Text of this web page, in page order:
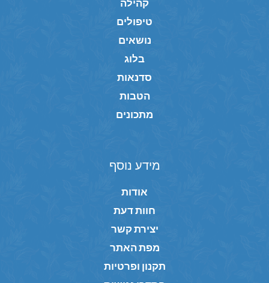
קהילה
טיפולים
נושאים
בלוג
סדנאות
הטבות
מתכונים
מידע נוסף
אודות
חוות דעת
יצירת קשר
מפת האתר
תקנון ופרטיות